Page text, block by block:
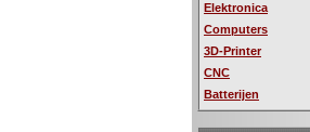
Elektronica
Computers
3D-Printer
CNC
Batterijen